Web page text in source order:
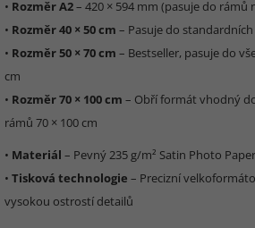
• Rozměr A2– 420 × 594 mm (pasuje do rámů
• Rozměr 40 × 50 cm – Pasuje do
• Rozměr 50 × 70 cm – Bestseller, pasuje do
cm
• Rozměr 70 × 100 cm – Obří formát vhodný
rámů 70 × 100 cm
• Materiál – Pevný 235 g/m² Satin Photo Paper
• Tisková technologie – Precizní
vysokou ostrostí detailů